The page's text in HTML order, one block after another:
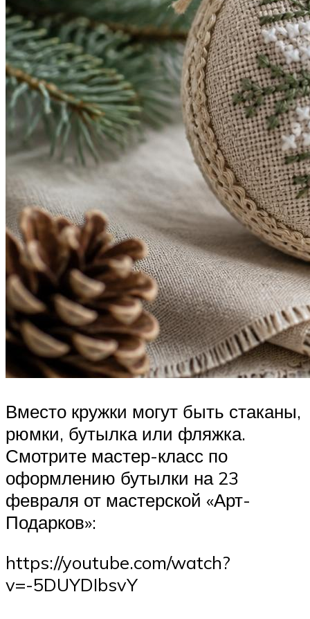
Вместо кружки могут быть стаканы,
рюмки, бутылка или фляжка.
Смотрите мастер-класс по
оформлению бутылки на 23
февраля от мастерской «Арт-
Подарков»:
https://youtube.com/watch?
v=-5DUYDIbsvY